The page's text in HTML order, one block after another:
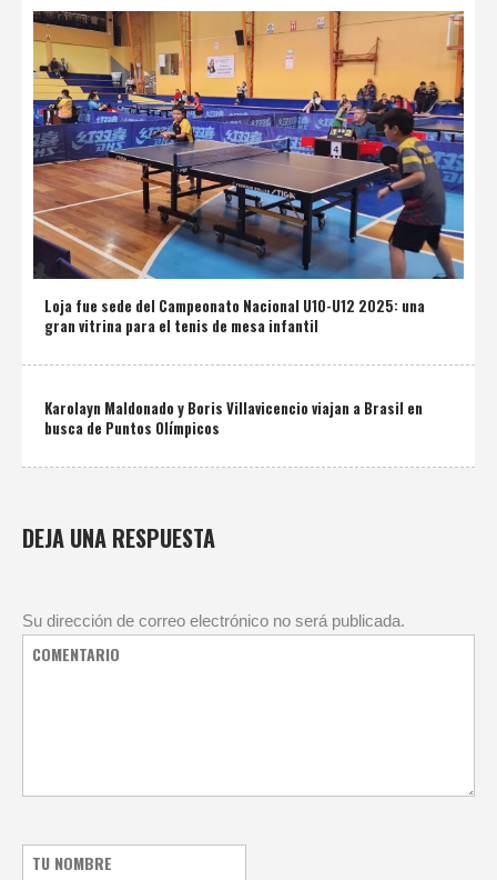
Loja fue sede del Campeonato Nacional U10-U12 2025: una
gran vitrina para el tenis de mesa infantil
Karolayn Maldonado y Boris Villavicencio viajan a Brasil en
busca de Puntos Olímpicos
DEJA UNA RESPUESTA
Su dirección de correo electrónico no será publicada.